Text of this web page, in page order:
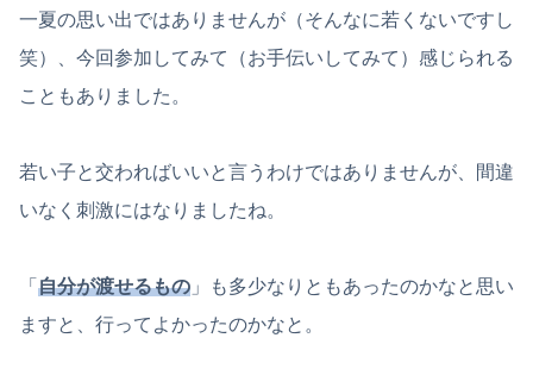
一夏の思い出ではありませんが（そんなに若くないですし
笑）、今回参加してみて（お手伝いしてみて）感じられる
こともありました。
若い子と交わればいいと言うわけではありませんが、間違
いなく刺激にはなりましたね。
「 自分が渡せるもの 」も多少なりともあったのかなと思い
ますと、行ってよかったのかなと。